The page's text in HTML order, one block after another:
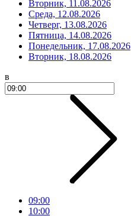
Вторник, 11.08.2026
Среда, 12.08.2026
Четверг, 13.08.2026
Пятница, 14.08.2026
Понедельник, 17.08.2026
Вторник, 18.08.2026
в
09:00
10:00